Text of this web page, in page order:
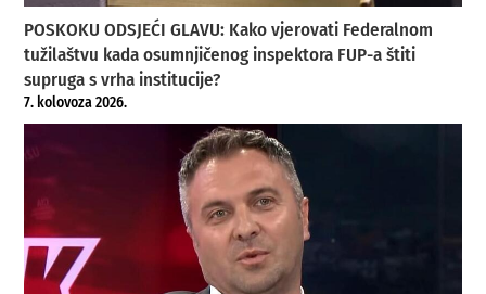
POSKOKU ODSJEĆI GLAVU: Kako vjerovati Federalnom
tužilaštvu kada osumnjičenog inspektora FUP-a štiti
supruga s vrha institucije?
7. kolovoza 2026.